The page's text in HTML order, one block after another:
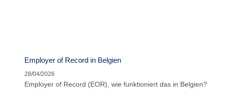
Employer of Record in Belgien
28/04/2026
Employer of Record (EOR), wie funktioniert das in Belgien?